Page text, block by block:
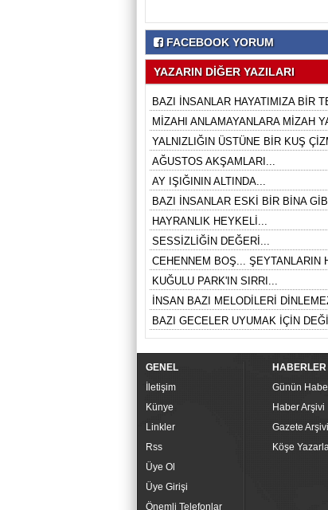
FACEBOOK YORUM
YAZARIN DİĞER YAZILARI
BAZI İNSANLAR HAYATIMIZA BİR
MİZAHI ANLAMAYANLARA MİZAH
YALNIZLIĞIN ÜSTÜNE BİR KUŞ
AĞUSTOS AKŞAMLARI...
AY IŞIĞININ ALTINDA...
BAZI İNSANLAR ESKİ BİR BİNA
HAYRANLIK HEYKELİ...
SESSİZLİĞİN DEĞERİ...
CEHENNEM BOŞ... ŞEYTANLARIN
KUĞULU PARK'IN SIRRI...
İNSAN BAZI MELODİLERİ
BAZI GECELER UYUMAK İÇİN
GENEL
İletişim
Künye
Linkler
Rss
Üye Ol
Üye Girişi
Önemli Telefonlar
HABERLER
Günün
Haber Arşivi
Gazete Arşivi
Köşe